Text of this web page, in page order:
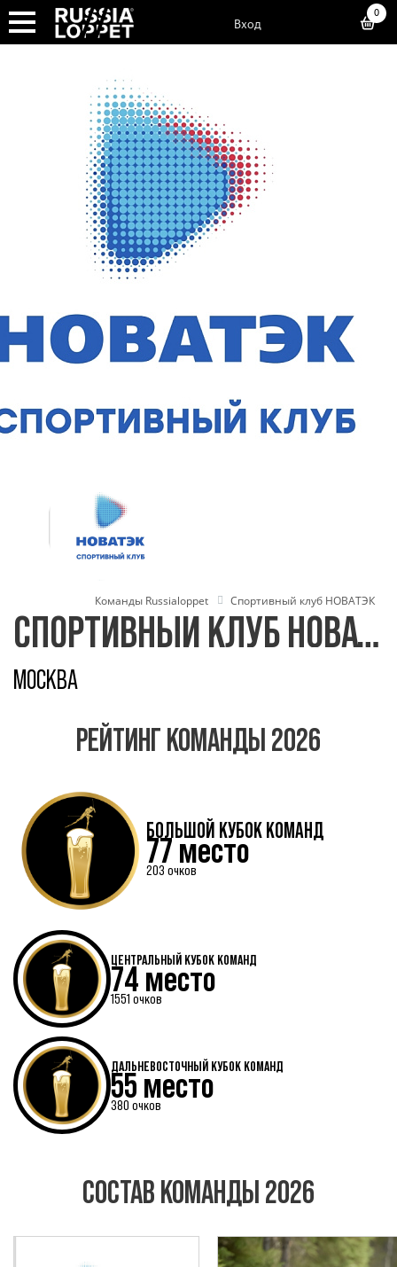
Вход
0
Команды Russialoppet Спортивный клуб НОВАТЭК
СПОРТИВНЫЙ КЛУБ НОВАТЭК
МОСКВА
РЕЙТИНГ КОМАНДЫ 2026
БОЛЬШОЙ КУБОК КОМАНД
77 место
203 очков
ЦЕНТРАЛЬНЫЙ КУБОК КОМАНД
74 место
1551 очков
ДАЛЬНЕВОСТОЧНЫЙ КУБОК КОМАНД
55 место
380 очков
СОСТАВ КОМАНДЫ 2026